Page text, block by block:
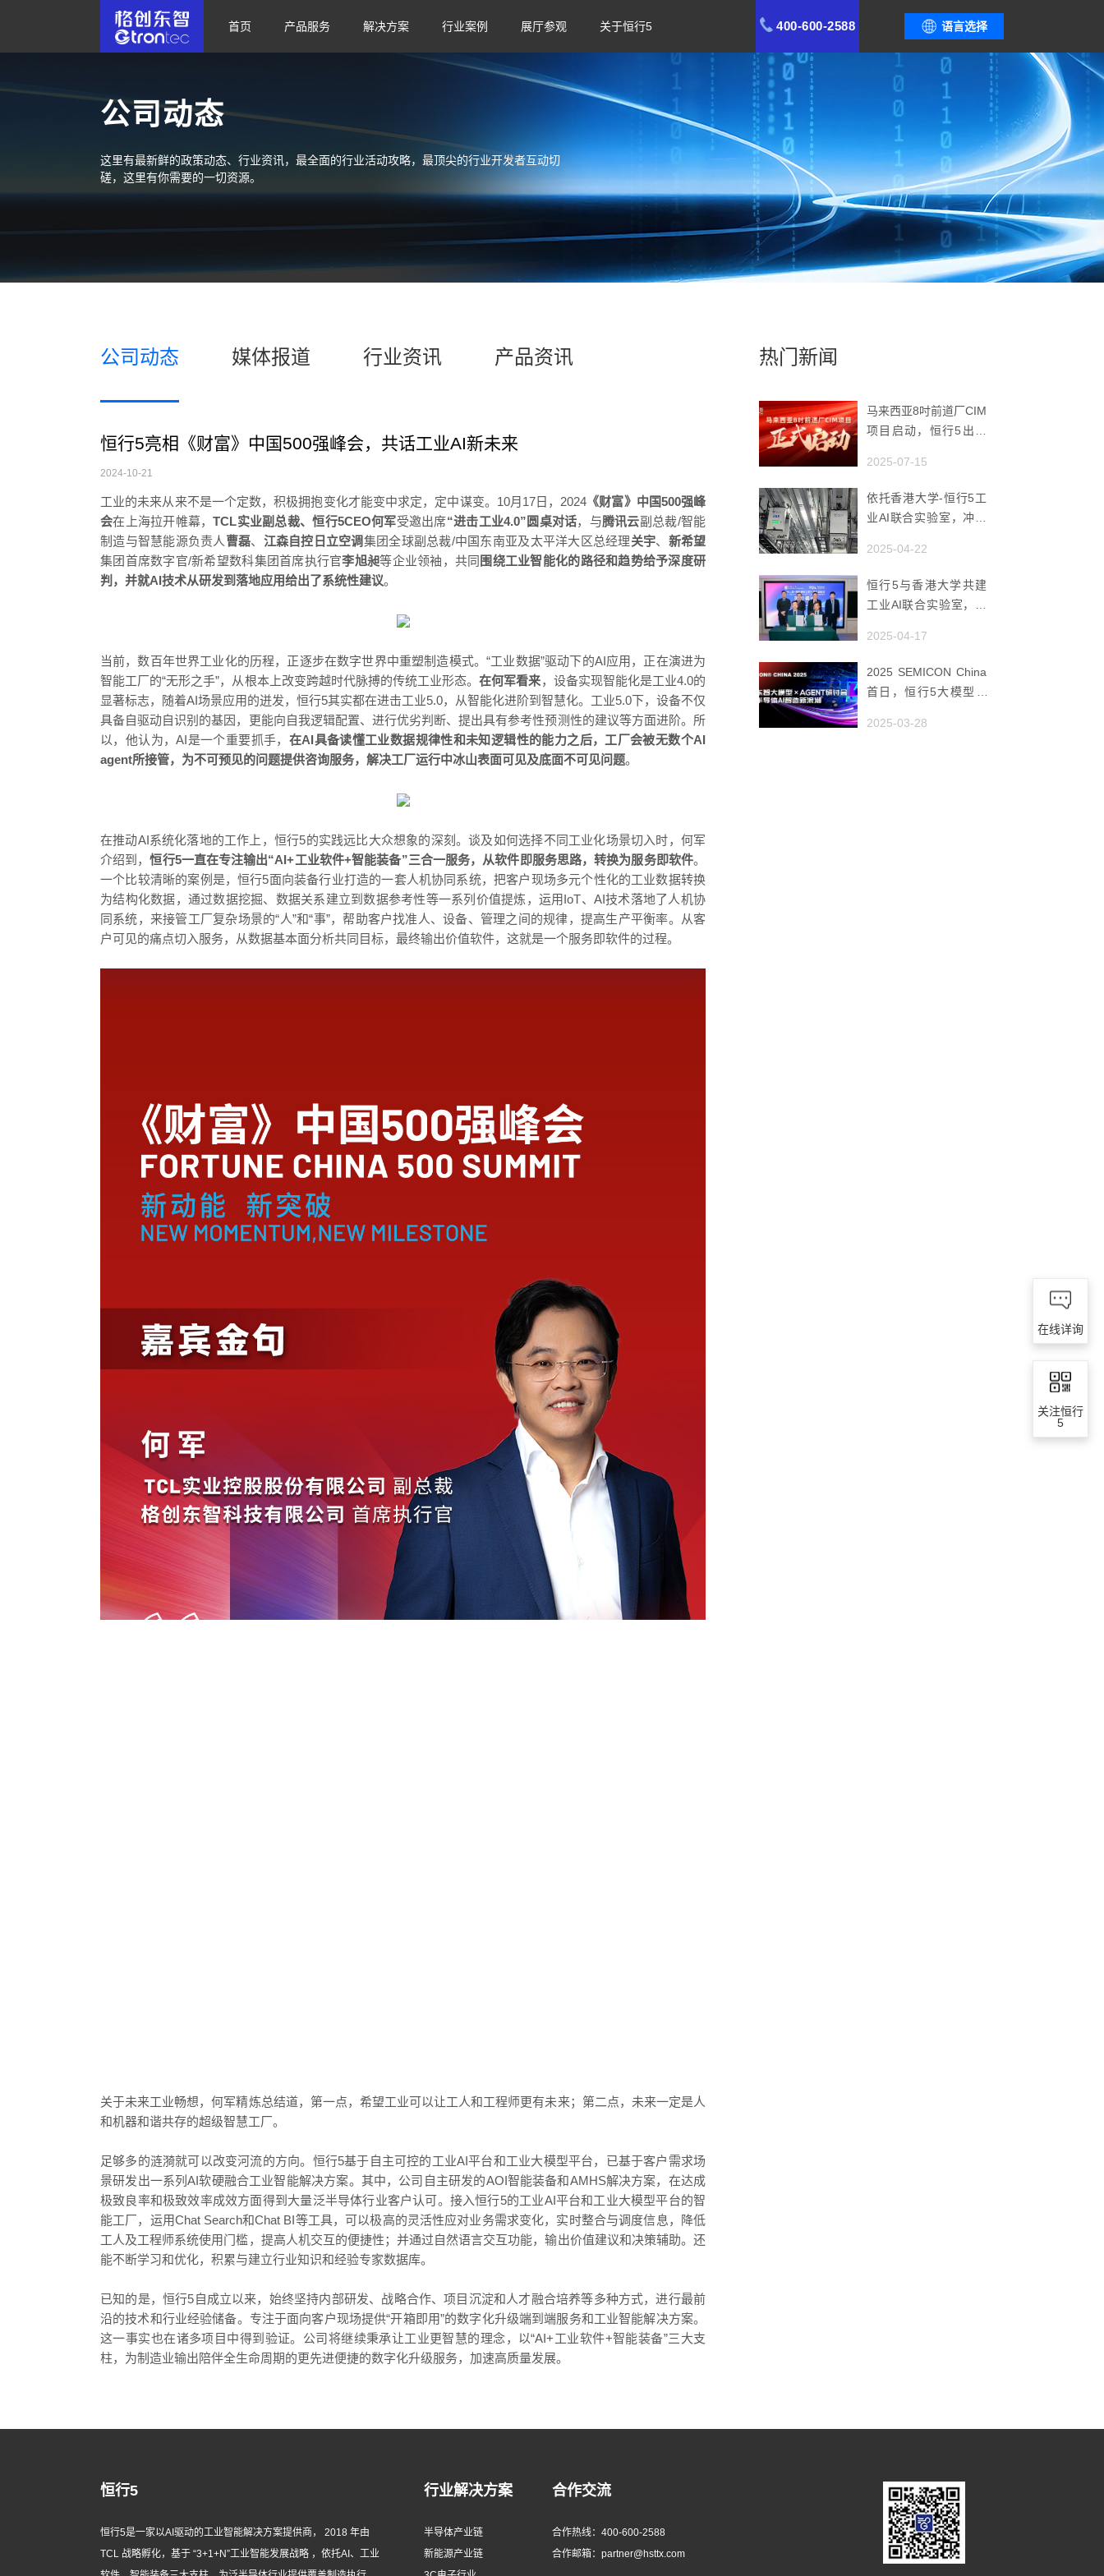
语言选择
400-600-2588
首页 产品服务 解决方案 行业案例 展厅参观 关于恒行5
公司动态
这里有最新鲜的政策动态、行业资讯，最全面的行业活动攻略，最顶尖的行业开发者互动切
磋，这里有你需要的一切资源。
公司动态 媒体报道 行业资讯 产品资讯
恒行5亮相《财富》中国500强峰会，共话工业AI新未来
2024-10-21
工业的未来从来不是一个定数，积极拥抱变化才能变中求定，定中谋变。10月17日，2024 《财富》中国500强峰
会在上海拉开帷幕，TCL实业副总裁、恒行5CEO何军受邀出席“进击工业4.0”圆桌对话，与腾讯云副总裁/智能
制造与智慧能源负责人 曹磊、 江森自控日立空调集团全球副总裁/中国东南亚及太平洋大区总经理关宇、 新希望
集团首席数字官/新希望数科集团首席执行官李旭昶等企业领袖，共同 围绕工业智能化的路径和趋势给予深度研
判，并就AI技术从研发到落地应用给出了系统性建议。
当前，数百年世界工业化的历程，正逐步在数字世界中重塑制造模式。“工业数据”驱动下的AI应用，正在演进为
智能工厂的“无形之手”，从根本上改变跨越时代脉搏的传统工业形态。在何军看来，设备实现智能化是工业4.0的
显著标志，随着AI场景应用的迸发，恒行5其实都在进击工业5.0，从智能化进阶到智慧化。 工业5.0下，设备不仅
具备自驱动自识别的基因，更能向自我逻辑配置、进行优劣判断、提出具有参考性预测性的建议等方面进阶。 所
以，他认为，AI是一个重要抓手， 在AI具备读懂工业数据规律性和未知逻辑性的能力之后，工厂会被无数个AI
agent所接管，为不可预见的问题提供咨询服务，解决工厂运行中冰山表面可见及底面不可见问题。
在推动AI系统化落地的工作上，恒行5的实践远比大众想象的深刻。谈及如何选择不同工业化场景切入时，何军
介绍到，恒行5一直在专注输出“AI+工业软件+智能装备”三合一服务，从软件即服务思路，转换为服务即软件。
一个比较清晰的案例是，恒行5面向装备行业打造的一套人机协同系统，把客户现场多元个性化的工业数据转换
为结构化数据，通过数据挖掘、数据关系建立到数据参考性等一系列价值提炼，运用IoT、AI技术落地了人机协
同系统，来接管工厂复杂场景的“人”和“事”，帮助客户找准人、设备、管理之间的规律，提高生产平衡率。从客
户可见的痛点切入服务，从数据基本面分析共同目标，最终输出价值软件，这就是一个服务即软件的过程。
关于未来工业畅想，何军精炼总结道，第一点，希望工业可以让工人和工程师更有未来；第二点，未来一定是人
和机器和谐共存的超级智慧工厂。
足够多的涟漪就可以改变河流的方向。恒行5基于自主可控的工业AI平台和工业大模型平台，已基于客户需求场
景研发出一系列AI软硬融合工业智能解决方案。其中，公司自主研发的AOI智能装备和AMHS解决方案，在达成
极致良率和极致效率成效方面得到大量泛半导体行业客户认可。接入恒行5的工业AI平台和工业大模型平台的智
能工厂，运用Chat Search和Chat BI等工具，可以极高的灵活性应对业务需求变化，实时整合与调度信息，降低
工人及工程师系统使用门槛，提高人机交互的便捷性；并通过自然语言交互功能，输出价值建议和决策辅助。还
能不断学习和优化，积累与建立行业知识和经验专家数据库。
已知的是，恒行5自成立以来，始终坚持内部研发、战略合作、项目沉淀和人才融合培养等多种方式，进行最前
沿的技术和行业经验储备。专注于面向客户现场提供“开箱即用”的数字化升级端到端服务和工业智能解决方案。
这一事实也在诸多项目中得到验证。公司将继续秉承让工业更智慧的理念，以“AI+工业软件+智能装备”三大支
柱，为制造业输出陪伴全生命周期的更先进便捷的数字化升级服务，加速高质量发展。
热门新闻
马来西亚8吋前道厂CIM
项目启动，恒行5出海
2025-07-15
依托香港大学-恒行5工
业AI联合实验室，冲破
花板”
2025-04-22
恒行5与香港大学共建
工业AI联合实验室，推
创新枢纽
2025-04-17
2025 SEMICON China
首日，恒行5大模型 ×
体AI智造新浪潮
2025-03-28
恒行5
恒行5是一家以AI驱动的工业智能解决方案提供商， 2018 年由
TCL 战略孵化，基于 “3+1+N”工业智能发展战略 ，依托AI、工业
行业解决方案
半导体产业链
新能源产业链
合作交流
合作热线：400-600-2588
合作邮箱：partner@hsttx.com
在线详询
关注恒行
5